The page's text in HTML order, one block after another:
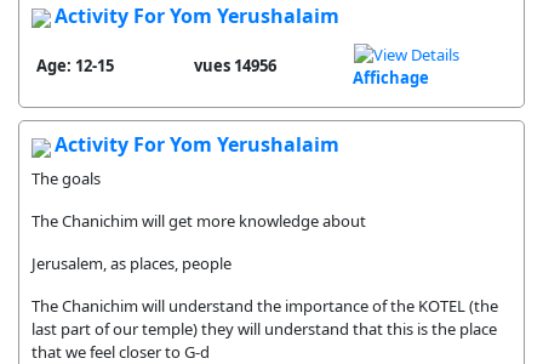
Activity For Yom Yerushalaim
Age: 12-15 14956 vues
Affichage
Activity For Yom Yerushalaim
The goals
The Chanichim will get more knowledge about
Jerusalem, as places, people
The Chanichim will understand the importance of the KOTEL (the
last part of our temple) they will understand that this is the place
that we feel closer to G-d